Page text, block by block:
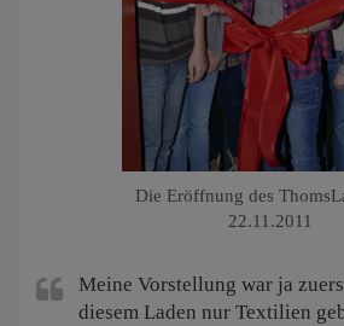
Die Eröffnung des
22.11.2011
Meine Vorstellung war ja
diesem Laden nur Textilien